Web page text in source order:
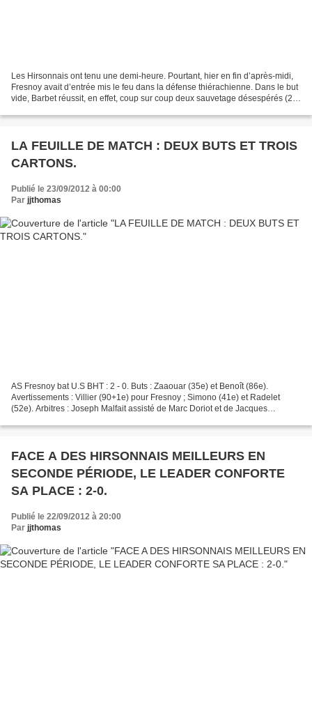
Les Hirsonnais ont tenu une demi-heure. Pourtant, hier en fin d’après-midi,
Fresnoy avait d’entrée mis le feu dans la défense thiérachienne. Dans le but
vide, Barbet réussit, en effet, coup sur coup deux sauvetage désespérés (2e)
LA FEUILLE DE MATCH : DEUX BUTS ET TROIS
CARTONS.
Publié le 23/09/2012 à 00:00
Par jjthomas
AS Fresnoy bat U.S BHT : 2 - 0. Buts : Zaaouar (35e) et Benoît (86e).
Avertissements : Villier (90+1e) pour Fresnoy ; Simono (41e) et Radelet
(52e). Arbitres : Joseph Malfait assisté de Marc Doriot et de Jacques
FACE A DES HIRSONNAIS MEILLEURS EN
SECONDE PÉRIODE, LE LEADER CONFORTE
SA PLACE : 2-0.
Publié le 22/09/2012 à 20:00
Par jjthomas